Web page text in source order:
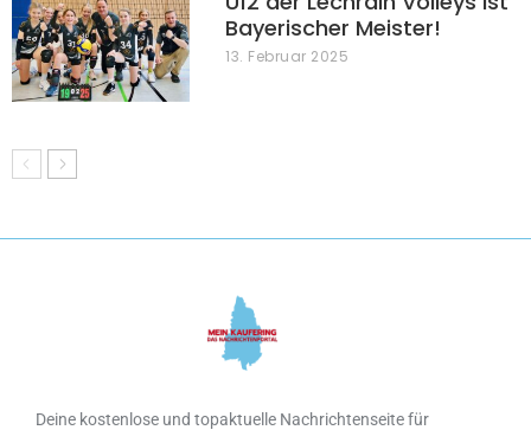
Bayerischer Meister!
13. Februar 2025
Deine kostenlose und topaktuelle Nachrichtenseite für